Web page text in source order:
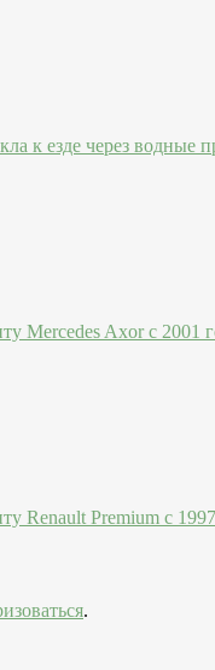
к езде через водные
Mercedes Axor с 2001
Renault Premium с
.